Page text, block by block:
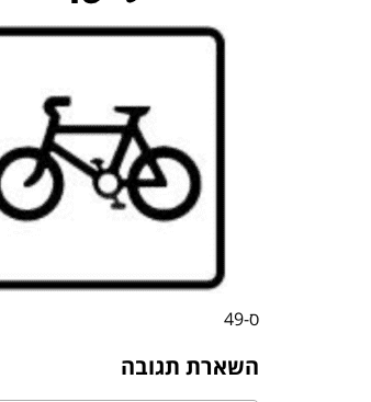
ס-49
השארת תגובה